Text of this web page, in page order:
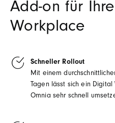
Add-on für
Workplace
Schneller Rollout
Mit einem
Tagen lässt sich ein
Omnia sehr schnell